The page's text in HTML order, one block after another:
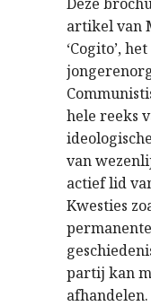
artikel van
‘Cogito’,
hele reeks
van
actief lid
Kwesties
partij kan